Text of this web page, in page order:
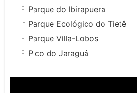
Parque do Ibirapuera
Parque Ecológico do Tietê
Parque Villa-Lobos
Pico do Jaraguá